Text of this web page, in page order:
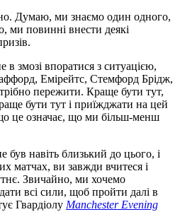
Думаю, ми знаємо один одного,
ми повинні внести деякі
змозі впоратися з ситуацією,
Емірейтс, Стемфорд Брідж,
пережити. Краще бути тут,
бути тут і приїжджати на цей
це означає, що ми більш-менш
був навіть близький до цього, і
матчах, ви завжди вчитеся і
Звичайно, ми хочемо
всі сили, щоб пройти далі в
Гвардіолу Manchester Evening